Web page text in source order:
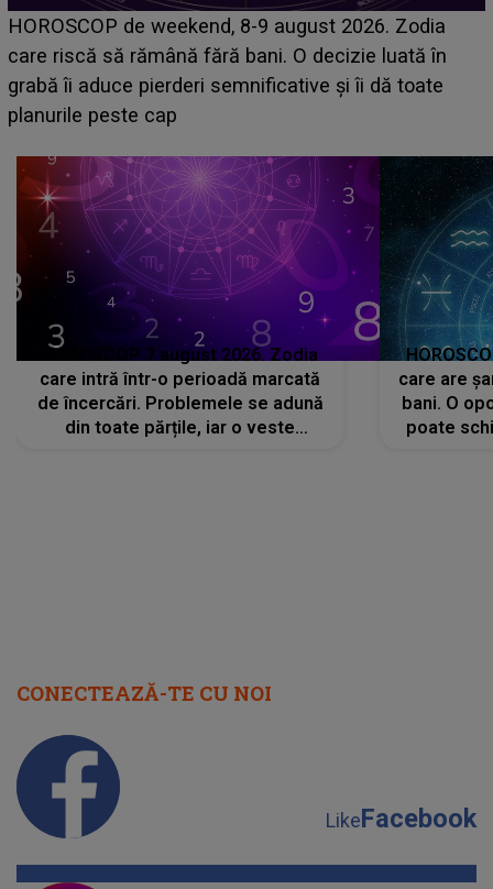
Emanuel a ținut ACEST DETALIU ASCUNS până
acum! În fața Alexandrei, concurentul din Casa Iubirii
face o MĂRTURISIRE NEAȘTEPTATĂ despre mama
sa: "I-am spus și ei în față, eu nu te iubesc pentru
HOROSCOP 7 august 2026. Zodia
care intră într-o perioadă marcată
de încercări. Problemele se adună
din toate părțile, iar o veste
care are
bani. O
poate
CONECTEAZĂ-TE CU NOI
LikeFacebook